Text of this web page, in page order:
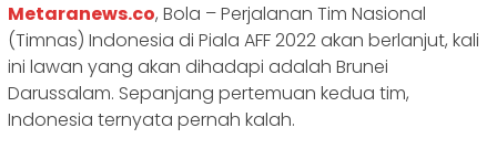
Metaranews.co, Bola – Perjalanan Tim Nasional
(Timnas) Indonesia di Piala AFF 2022 akan berlanjut, kali
ini lawan yang akan dihadapi adalah Brunei
Darussalam. Sepanjang pertemuan kedua tim,
Indonesia ternyata pernah kalah.